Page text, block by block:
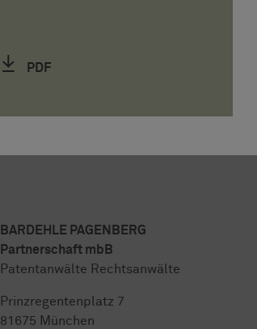
PDF
BARDEHLE PAGENBERG
Partnerschaft mbB
Patentanwälte Rechtsanwälte
Prinzregentenplatz 7
81675 München